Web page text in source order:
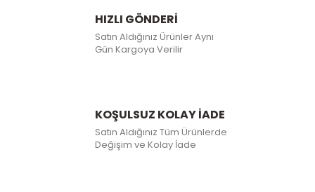
HIZLI GÖNDERİ
Satın Aldığınız Ürünler Aynı
Gün Kargoya Verilir
KOŞULSUZ KOLAY İADE
Satın Aldığınız Tüm Ürünlerde
Değişim ve Kolay İade